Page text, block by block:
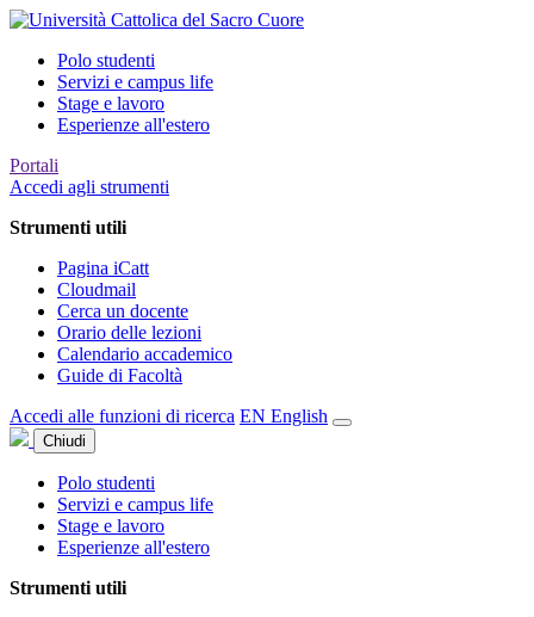
Polo studenti
Servizi e campus life
Stage e lavoro
Esperienze all'estero
Portali
Accedi agli strumenti
Strumenti utili
Pagina iCatt
Cloudmail
Cerca un docente
Orario delle lezioni
Calendario accademico
Guide di Facoltà
Accedi alle funzioni di ricerca EN English
Chiudi
Polo studenti
Servizi e campus life
Stage e lavoro
Esperienze all'estero
Strumenti utili